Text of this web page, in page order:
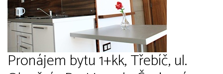
Pronájem bytu 1+kk, Třebíč, ul.